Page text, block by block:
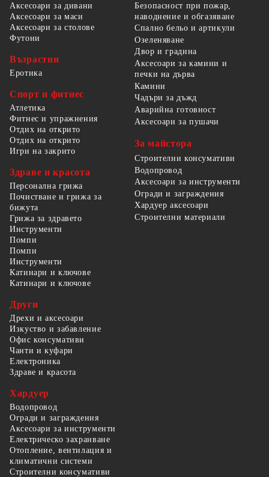
Аксесоари за дивани
Аксесоари за маси
Аксесоари за столове
Футони
Възрастни
Еротика
Спорт и фитнес
Атлетика
Фитнес и упражнения
Отдих на открито
Отдих на открито
Игри на закрито
Здраве и красота
Персонална грижа
Почистване и грижа за
бижута
Грижа за здравето
Безопасност при пожар,
наводнение и обгазяване
Спално бельо и артикули
Озеленяване
Двор и градина
Аксесоари за камини и
печки на дърва
Камини
Чадъри за дъжд
Аварийна готовност
Аксесоари за пушачи
За майстора
Строителни консумативи
Водопровод
Аксесоари за инструменти
Огради и заграждения
Хардуер аксесоари
Строителни материали
Инструменти
Помпи
Помпи
Инструменти
Катинари и ключове
Катинари и ключове
Други
Дрехи и аксесоари
Изкуство и забавление
Офис консумативи
Чанти и куфари
Електроника
Здраве и красота
Хардуер
Водопровод
Огради и заграждения
Аксесоари за инструменти
Електрическо захранване
Отопление, вентилация и
климатични системи
Строителни консумативи